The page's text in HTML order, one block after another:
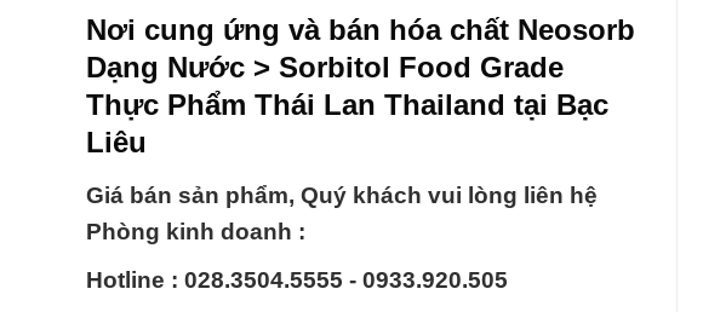
Nơi cung ứng và bán hóa chất Neosorb
Dạng Nước > Sorbitol Food Grade
Thực Phẩm Thái Lan Thailand tại Bạc
Liêu
Giá bán sản phẩm, Quý khách vui lòng liên hệ
Phòng kinh doanh :
Hotline : 028.3504.5555 - 0933.920.505